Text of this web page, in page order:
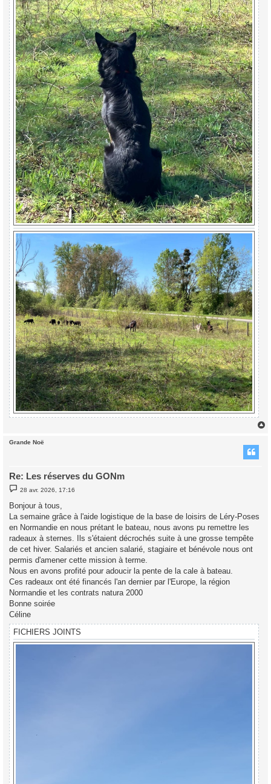
Grande Noë
Re: Les réserves du GONm
M
e
s
a
g
e
28 avr. 2026, 17:16
Bonjour à tous,
La semaine grâce à l'aide logistique de la base de loisirs de Léry-Poses
en Normandie en nous prétant le bateau, nous avons pu remettre les
radeaux à sternes. Ils s'étaient décrochés suite à une grosse tempête
de cet hiver. Salariés et ancien salarié, stagiaire et bénévole nous ont
permis d'amener cette mission à terme.
Nous en avons profité pour adoucir la pente de la cale à bateau.
Ces radeaux ont été financés l'an dernier par l'Europe, la région
Normandie et les contrats natura 2000
Bonne soirée
Céline
FICHIERS JOINTS